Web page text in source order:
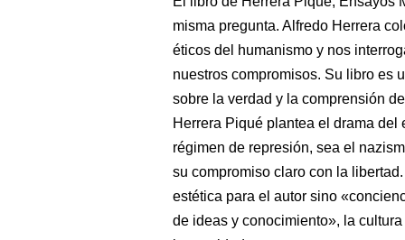
misma pregunta. Alfredo Herrera
éticos del humanismo y nos
nuestros compromisos. Su libro es
sobre la verdad y la comprensión
Herrera Piqué plantea el drama del
régimen de represión, sea el
su compromiso claro con la
estética para el autor sino
de ideas y conocimiento», la